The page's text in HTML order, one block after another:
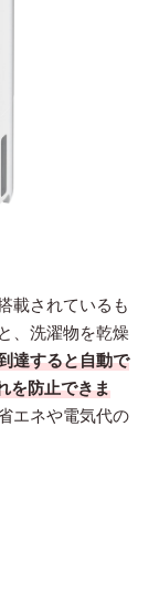
載されているも
、洗濯物を乾燥
達すると自動で
を防止できま
エネや電気代の